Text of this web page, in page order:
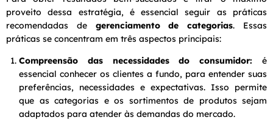
proveito dessa estratégia, é essencial seguir as práticas
recomendadas de gerenciamento de categorias. Essas
práticas se concentram em três aspectos principais:
Compreensão das necessidades do consumidor: é
essencial conhecer os clientes a fundo, para entender suas
preferências, necessidades e expectativas. Isso permite
que as categorias e os sortimentos de produtos sejam
adaptados para atender às demandas do mercado.